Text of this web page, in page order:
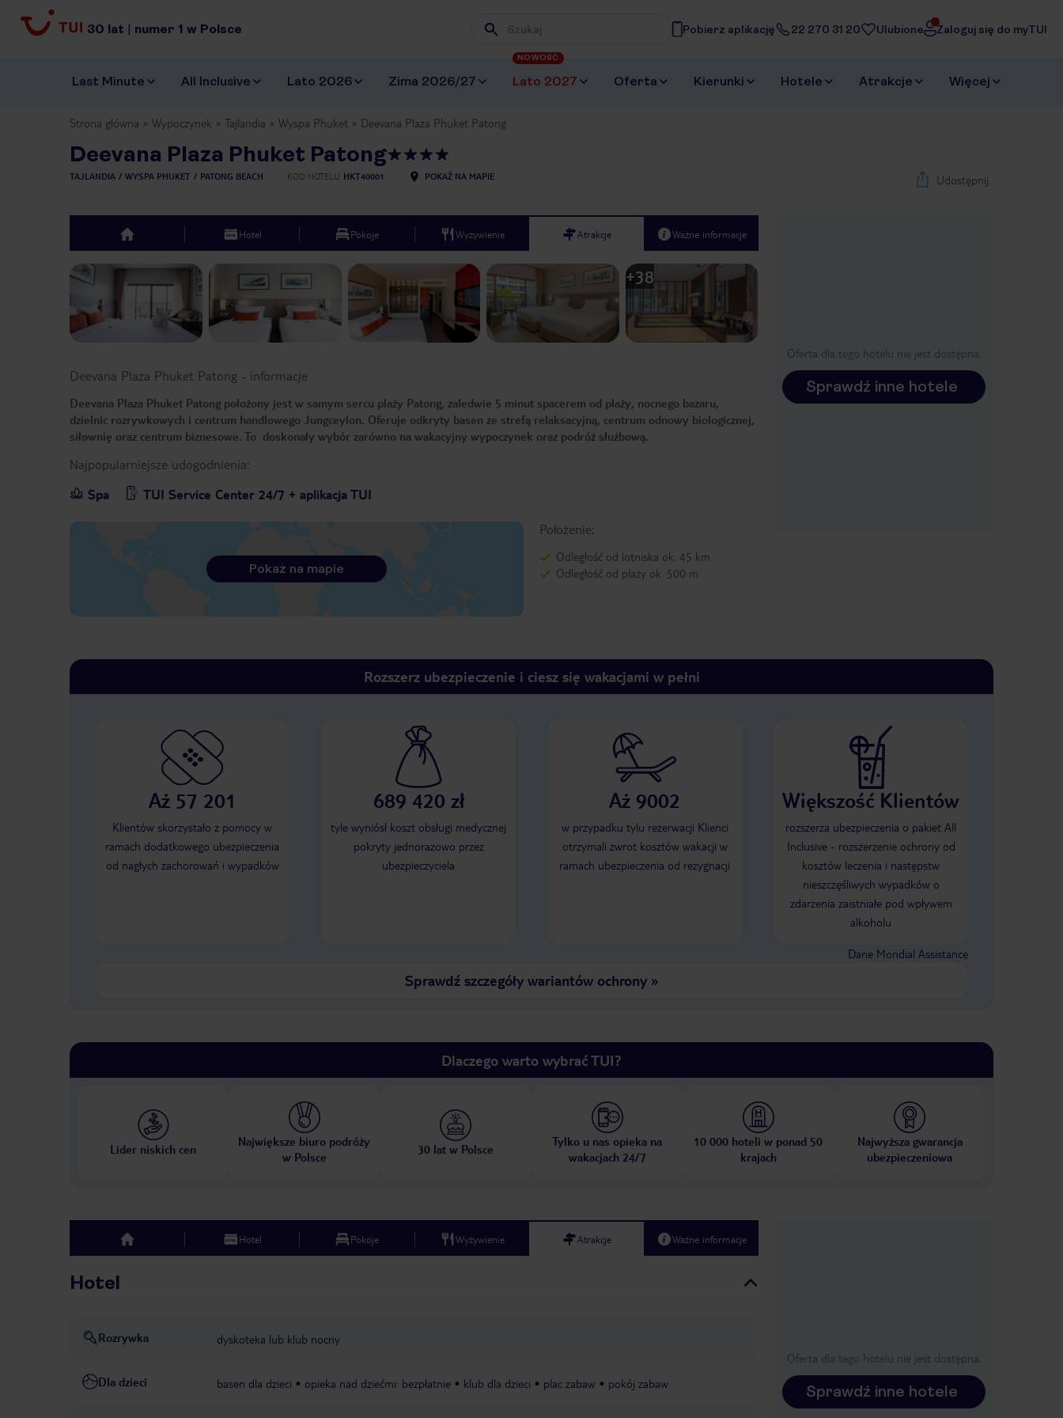
30 lat | numer 1 w Polsce Wpisz frazę, której szukasz
Pobierz aplikację 22 270 31 20 Ulubione Zaloguj się do myTUI
Last Minute All Inclusive Lato 2026 Zima 2026/27 Lato 2027
NOWOŚĆ
Oferta Kierunki Hotele Atrakcje Więcej
Strona główna Wypoczynek Tajlandia Wyspa Phuket Deevana Plaza Phuket Patong
Deevana Plaza Phuket Patong
TAJLANDIA WYSPA PHUKET PATONG BEACH KOD HOTELU HKT40001 POKAŻ NA MAPIE Udostępnij
Oferta dla tego hotelu nie jest dostępna.
Sprawdź inne hotele
top Hotel Pokoje Wyżywienie Atrakcje Ważne informacje
Previous slide Next slide
1 /44
+38
Deevana Plaza Phuket Patong - informacje
Deevana Plaza Phuket Patong położony jest w samym sercu plaży Patong, zaledwie 5 minut spacerem od plaży, nocnego bazaru,
dzielnic rozrywkowych i centrum handlowego Jungceylon. Oferuje odkryty basen ze strefą relaksacyjną, centrum odnowy biologicznej,
siłownię oraz centrum biznesowe. To doskonały wybór zarówno na wakacyjny wypoczynek oraz podróż służbową.
Najpopularniejsze udogodnienia:
Spa
TUI Service Center 24/7 + aplikacja TUI
Położenie:
Odległość od lotniska ok. 45 km
Odległość od plaży ok. 500 m
Pokaż na mapie
Rozszerz ubezpieczenie i ciesz się wakacjami w pełni
Aż 57 201
Klientów skorzystało z pomocy w
ramach dodatkowego ubezpieczenia
od nagłych zachorowań i wypadków
689 420 zł
tyle wyniósł koszt obsługi medycznej
pokryty jednorazowo przez
ubezpieczyciela
Aż 9002
w przypadku tylu rezerwacji Klienci
otrzymali zwrot kosztów wakacji w
ramach ubezpieczenia od rezygnacji
Większość Klientów
rozszerza ubezpieczenia o pakiet All
Inclusive - rozszerzenie ochrony od
kosztów leczenia i następstw
nieszczęśliwych wypadków o
zdarzenia zaistniałe pod wpływem
alkoholu
Dane Mondial Assistance
Sprawdź szczegóły wariantów ochrony»
Dlaczego warto wybrać TUI?
Lider niskich cen
Największe biuro podróży
w Polsce
30 lat w Polsce
Tylko u nas opieka na
wakacjach 24/7
10 000 hoteli w ponad 50
krajach
Najwyższa gwarancja
ubezpieczeniowa
top Hotel Pokoje Wyżywienie Atrakcje Ważne informacje
Hotel
Rozrywka dyskoteka lub klub nocny
Dla dzieci basen dla dzieci opieka nad dziećmi: bezpłatnie klub dla dzieci plac zabaw pokój zabaw
Oferta dla tego hotelu nie jest dostępna.
Sprawdź inne hotele